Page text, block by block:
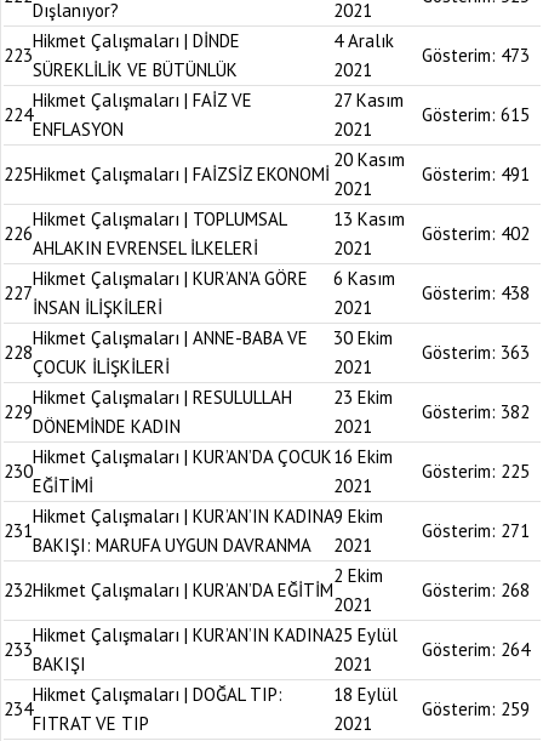
Dışlanıyor?
2021
223
Hikmet Çalışmaları | DİNDE
SÜREKLİLİK VE BÜTÜNLÜK
4 Aralık
2021
Gösterim: 473
224
Hikmet Çalışmaları | FAİZ VE
ENFLASYON
27 Kasım
2021
Gösterim: 615
225Hikmet Çalışmaları | FAİZSİZ EKONOMİ
20 Kasım
2021
Gösterim: 491
226
Hikmet Çalışmaları | TOPLUMSAL
AHLAKIN EVRENSEL İLKELERİ
13 Kasım
2021
Gösterim: 402
227
Hikmet Çalışmaları | KUR’AN’A GÖRE
İNSAN İLİŞKİLERİ
6 Kasım
2021
Gösterim: 438
228
Hikmet Çalışmaları | ANNE-BABA VE
ÇOCUK İLİŞKİLERİ
30 Ekim
2021
Gösterim: 363
229
Hikmet Çalışmaları | RESULULLAH
DÖNEMİNDE KADIN
23 Ekim
2021
Gösterim: 382
230
Hikmet Çalışmaları | KUR’AN’DA ÇOCUK
EĞİTİMİ
16 Ekim
2021
Gösterim: 225
231
Hikmet Çalışmaları | KUR’AN’IN KADINA
BAKIŞI: MARUFA UYGUN DAVRANMA
9 Ekim
2021
Gösterim: 271
232Hikmet Çalışmaları | KUR’AN’DA EĞİTİM
2 Ekim
2021
Gösterim: 268
233
Hikmet Çalışmaları | KUR’AN’IN KADINA
BAKIŞI
25 Eylül
2021
Gösterim: 264
234
Hikmet Çalışmaları | DOĞAL TIP:
FITRAT VE TIP
18 Eylül
2021
Gösterim: 259